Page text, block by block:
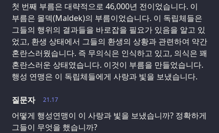
첫 번째 부름은 대략적으로 46,000년 전이었습니다. 이
부름은 몰덱(Maldek)의 부름이었습니다. 이 독립체들은
그들의 행위의 결과들을 바로잡을 필요가 있음을 알고 있
었고, 환생 상태에서 그들의 환생의 상황과 관련하여 약간
혼란스러웠습니다. 즉 무의식은 인식하고 있고, 의식은 꽤
혼란스러운 상태였습니다. 이것이 부름을 만들었습니다.
행성 연맹은 이 독립체들에게 사랑과 빛을 보냈습니다.
21.17
질문자
어떻게 행성연맹이 이 사랑과 빛을 보냈습니까? 정확하게
그들이 무엇을 했습니까?